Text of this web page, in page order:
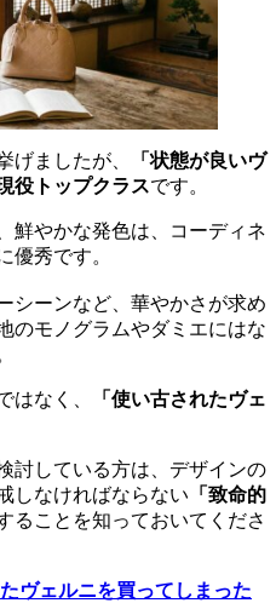
げましたが、
「状態が良いヴ
役トップクラスです。
鮮やかな発色は、コーディネ
優秀です。
シーンなど、華やかさが求め
のモノグラムやダミエにはな
はなく、
「使い古されたヴェ
討している方は、デザインの
しなければならない 「致命的
ることを知っておいてくださ
ヴェルニを買ってしまった